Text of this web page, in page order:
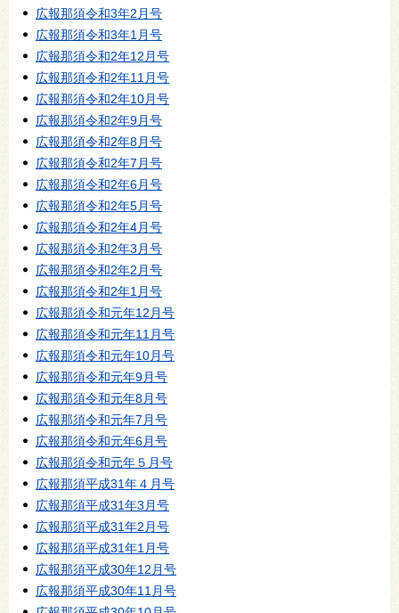
広報那須令和3年2月号
広報那須令和3年1月号
広報那須令和2年12月号
広報那須令和2年11月号
広報那須令和2年10月号
広報那須令和2年9月号
広報那須令和2年8月号
広報那須令和2年7月号
広報那須令和2年6月号
広報那須令和2年5月号
広報那須令和2年4月号
広報那須令和2年3月号
広報那須令和2年2月号
広報那須令和2年1月号
広報那須令和元年12月号
広報那須令和元年11月号
広報那須令和元年10月号
広報那須令和元年9月号
広報那須令和元年8月号
広報那須令和元年7月号
広報那須令和元年6月号
広報那須令和元年５月号
広報那須平成31年４月号
広報那須平成31年3月号
広報那須平成31年2月号
広報那須平成31年1月号
広報那須平成30年12月号
広報那須平成30年11月号